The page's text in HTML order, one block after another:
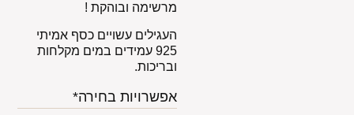
מרשימה ובוהקת !
העגילים עשויים כסף אמיתי
925 עמידים במים מקלחות
ובריכות.
אפשרויות בחירה*